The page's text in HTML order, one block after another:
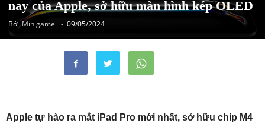
nay của Apple, sở hữu màn hình kép OLED
BởiMinigame - 09/05/2024
Apple tự hào ra mắt iPad Pro mới nhất, sở hữu chip M4